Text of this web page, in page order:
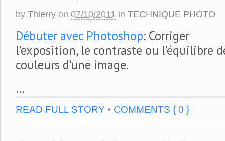
by Thierry on 07/10/2011 in TECHNIQUE PHOTO
Débuter avec Photoshop: Corriger
l’exposition, le contraste ou l’équilibre
couleurs d’une image.
…
READ FULL STORY • COMMENTS { 0 }